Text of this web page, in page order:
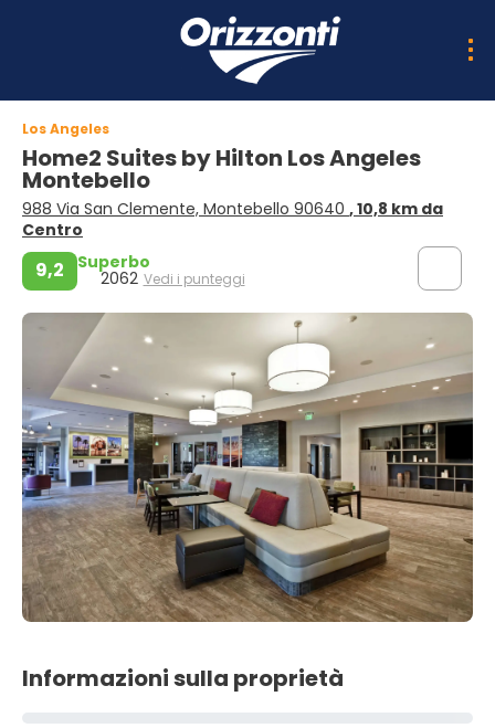
Los Angeles
Home2 Suites by Hilton Los Angeles
Montebello
988 Via San Clemente, Montebello 90640 , 10,8 km da
Centro
9,2 Superbo
2062 Vedi i punteggi
Informazioni sulla proprietà